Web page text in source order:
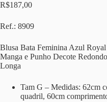
R$187,00
Ref.: 8909
Blusa Bata Feminina Azul
Manga e Punho Decote
Longa
Tam G – Medidas: 62cm
quadril, 60cm